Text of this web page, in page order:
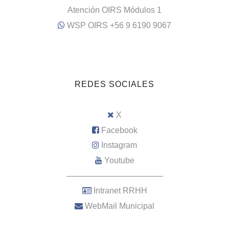
Atención OIRS Módulos 1
WSP OIRS +56 9 6190 9067
REDES SOCIALES
X
Facebook
Instagram
Youtube
–––––––––––––––––––––
Intranet RRHH
WebMail Municipal